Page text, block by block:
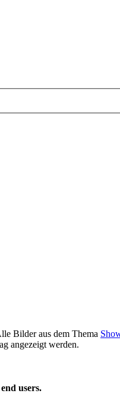
Bilder aus dem Thema
angezeigt werden.
users.